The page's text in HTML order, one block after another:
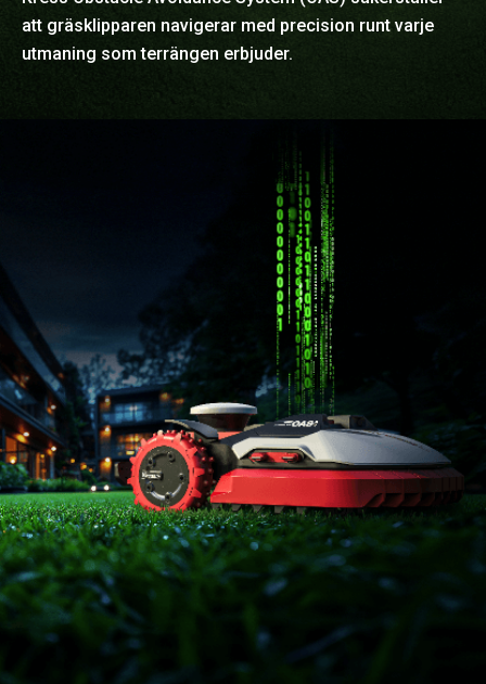
att gräsklipparen navigerar med precision runt varje
utmaning som terrängen erbjuder.